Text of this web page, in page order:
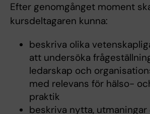
Efter genomgånget moment
kursdeltagaren kunna:
beskriva olika
att undersöka
ledarskap och
med relevans för hälso-
praktik
beskriva nytta, utmaningar